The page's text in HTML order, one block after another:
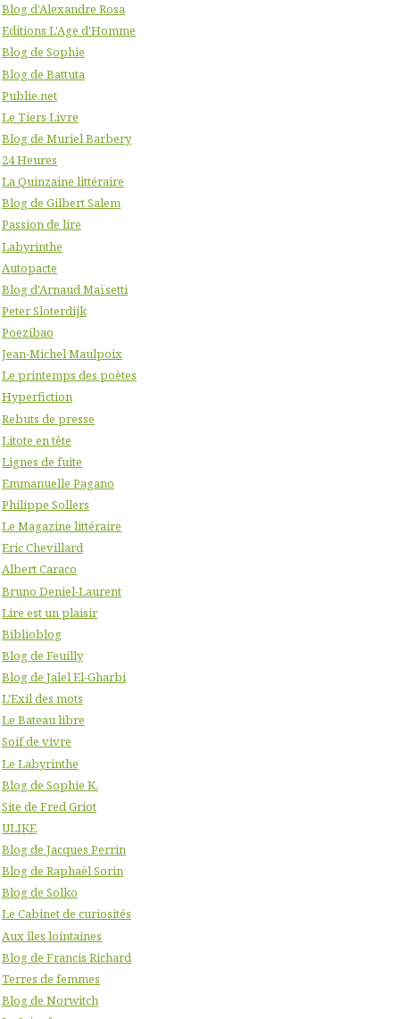
Blog d'Alexandre Rosa
Editions L'Age d'Homme
Blog de Sophie
Blog de Battuta
Publie.net
Le Tiers Livre
Blog de Muriel Barbery
24 Heures
La Quinzaine littéraire
Blog de Gilbert Salem
Passion de lire
Labyrinthe
Autopacte
Blog d'Arnaud Maïsetti
Peter Sloterdijk
Poezibao
Jean-Michel Maulpoix
Le printemps des poètes
Hyperfiction
Rebuts de presse
Litote en tête
Lignes de fuite
Emmanuelle Pagano
Philippe Sollers
Le Magazine littéraire
Eric Chevillard
Albert Caraco
Bruno Deniel-Laurent
Lire est un plaisir
Biblioblog
Blog de Feuilly
Blog de Jalel El-Gharbi
L'Exil des mots
Le Bateau libre
Soif de vivre
Le Labyrinthe
Blog de Sophie K.
Site de Fred Griot
ULIKE
Blog de Jacques Perrin
Blog de Raphaël Sorin
Blog de Solko
Le Cabinet de curiosités
Aux îles lointaines
Blog de Francis Richard
Terres de femmes
Blog de Norwitch